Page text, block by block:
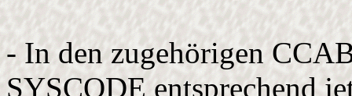
- In den zugehörigen
SYSCODE entsprechend